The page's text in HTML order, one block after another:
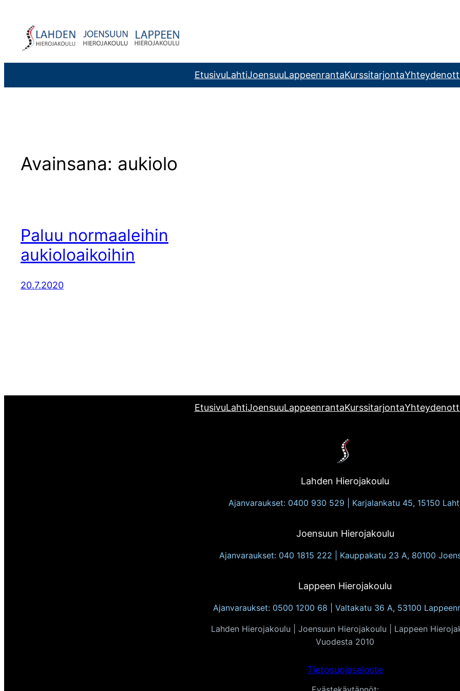
sisältöön
EtusivuLahtiJoensuuLappeenrantaKurssitarjonta
Avainsana: aukiolo
Paluu normaaleihin
aukioloaikoihin
20.7.2020
EtusivuLahtiJoensuuLappeenrantaKurssitarjonta
Lahden Hierojakoulu
Ajanvaraukset: 0400 930 529 | Karjalankatu 45, 15150
Joensuun Hierojakoulu
Ajanvaraukset: 040 1815 222 | Kauppakatu 23 A, 80100
Lappeen Hierojakoulu
Ajanvaraukset: 0500 1200 68 | Valtakatu 36 A, 53100
Lahden Hierojakoulu | Joensuun Hierojakoulu | Lappeen
Vuodesta 2010
Tietosuojaseloste